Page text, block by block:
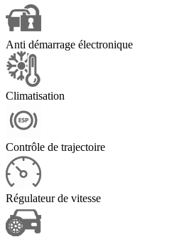
Anti démarrage électronique
Climatisation
Contrôle de trajectoire
Régulateur de vitesse